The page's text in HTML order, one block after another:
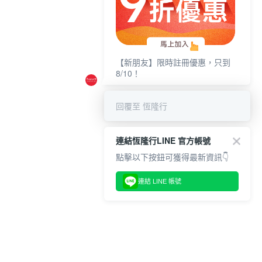
【新朋友】限時註冊優惠，只到
8/10！
回覆至 恆隆行
連結恆隆行LINE 官方帳號
點擊以下按鈕可獲得最新資訊👇
連結 LINE 帳號